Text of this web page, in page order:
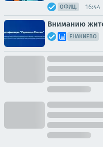
ОФИЦ. 16:44
Вниманию
ЕНАКИЕВО